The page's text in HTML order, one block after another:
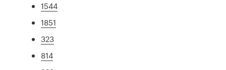
1544
1851
323
814